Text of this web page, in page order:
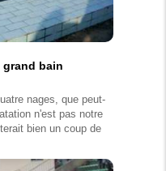
bain
nages, que peut-
n'est pas notre
bien un coup de